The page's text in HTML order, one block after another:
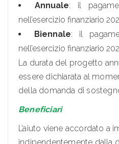
Annuale: il
nell’esercizio finanziario
Biennale: il
nell’esercizio finanziario
La durata del progetto
essere dichiarata al
della domanda di
Beneficiari
L’aiuto viene accordato a